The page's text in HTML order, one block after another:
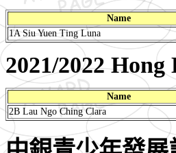
Name
1A Siu Yuen Ting Luna
2021/2022
Name
2B Lau Ngo Ching Clara